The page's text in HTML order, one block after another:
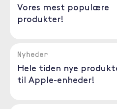
Vores mest populære
produkter!
Nyheder
Hele tiden nye
til Apple-enheder!